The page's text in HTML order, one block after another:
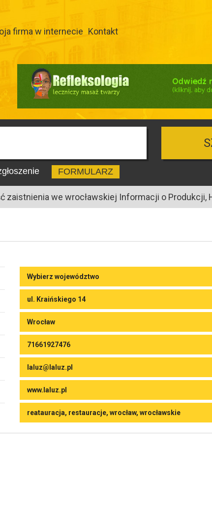
firma w internecie Kontakt
FORMULARZ
we wrocławskiej Informacji o Produkcji,
Wybierz województwo
ul. Kraińskiego 14
Wrocław
71661927476
laluz@laluz.pl
www.laluz.pl
reatauracja, restauracje, wrocław, wrocławskie